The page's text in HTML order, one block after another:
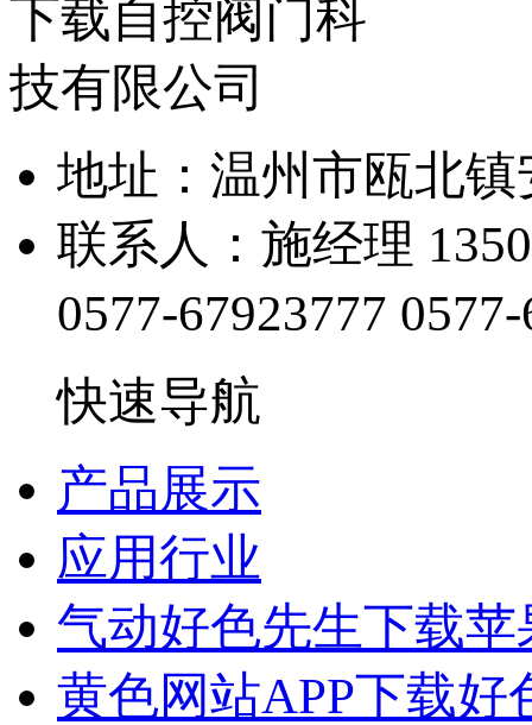
地址：温州市瓯北
联系人：施经理
0577-67923777
快速导航
产品展示
应用行业
气动好色先生下载
黄色网站APP下载好